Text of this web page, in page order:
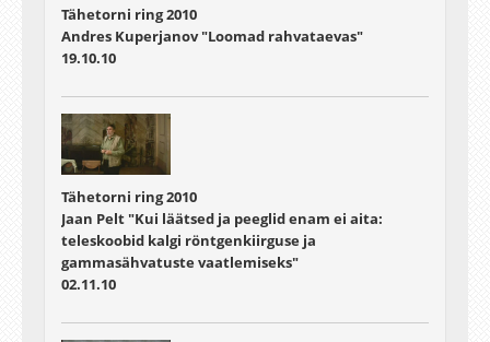
Tähetorni ring 2010
Andres Kuperjanov "Loomad rahvataevas"
19.10.10
Tähetorni ring 2010
Jaan Pelt "Kui läätsed ja peeglid enam ei aita:
teleskoobid kalgi röntgenkiirguse ja
gammasähvatuste vaatlemiseks"
02.11.10